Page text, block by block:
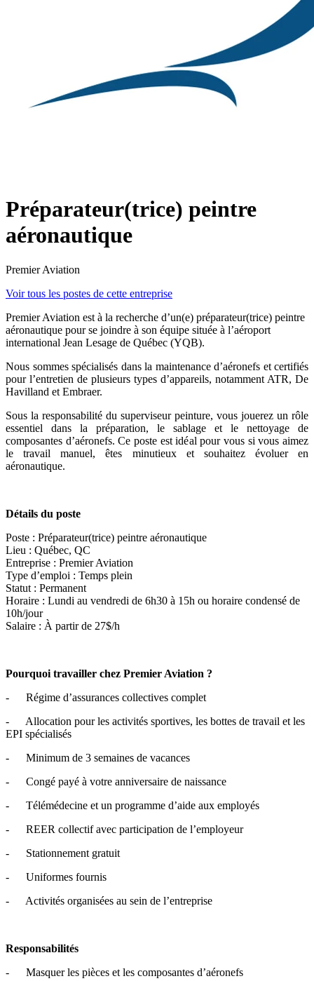
Préparateur(trice) peintre
aéronautique
Premier Aviation
Voir tous les postes de cette entreprise
Premier Aviation est à la recherche d’un(e) préparateur(trice) peintre
aéronautique pour se joindre à son équipe située à l’aéroport
international Jean Lesage de Québec (YQB).
Nous sommes spécialisés dans la maintenance d’aéronefs et certifiés
pour l’entretien de plusieurs types d’appareils, notamment ATR, De
Havilland et Embraer.
Sous la responsabilité du superviseur peinture, vous jouerez un rôle
essentiel dans la préparation, le sablage et le nettoyage de
composantes d’aéronefs. Ce poste est idéal pour vous si vous aimez
le travail manuel, êtes minutieux et souhaitez évoluer en
aéronautique.
Détails du poste
Poste : Préparateur(trice) peintre aéronautique
Lieu : Québec, QC
Entreprise : Premier Aviation
Type d’emploi : Temps plein
Statut : Permanent
Horaire : Lundi au vendredi de 6h30 à 15h ou horaire condensé de
10h/jour
Salaire : À partir de 27$/h
Pourquoi travailler chez Premier Aviation ?
- Régime d’assurances collectives complet
- Allocation pour les activités sportives, les bottes de travail et les
EPI spécialisés
- Minimum de 3 semaines de vacances
- Congé payé à votre anniversaire de naissance
- Télémédecine et un programme d’aide aux employés
- REER collectif avec participation de l’employeur
- Stationnement gratuit
- Uniformes fournis
- Activités organisées au sein de l’entreprise
Responsabilités
- Masquer les pièces et les composantes d’aéronefs